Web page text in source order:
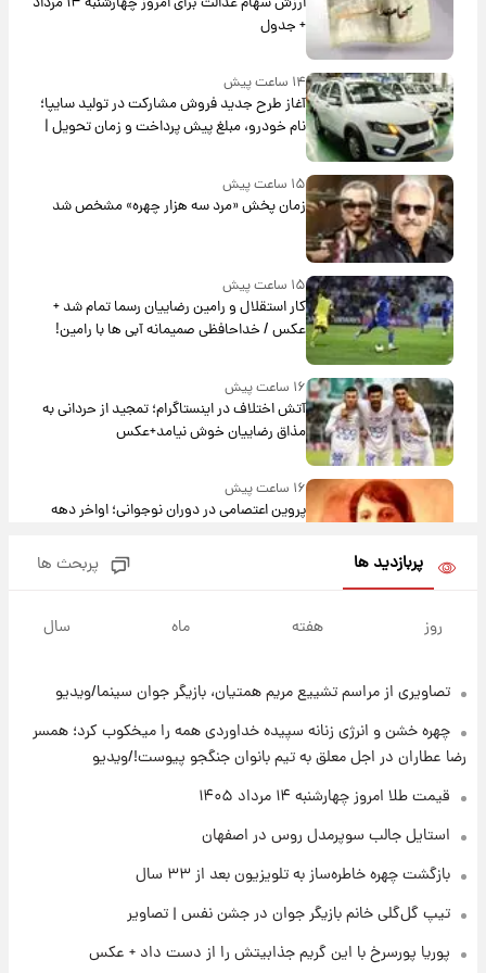
+ جدول
۱۴ ساعت پیش
آغاز طرح جدید فروش مشارکت در تولید سایپا؛
نام خودرو، مبلغ پیش پرداخت و زمان تحویل |
سود مشارکت چند درصد است؟
۱۵ ساعت پیش
زمان پخش «مرد سه هزار چهره» مشخص شد
۱۵ ساعت پیش
کار استقلال و رامین رضاییان رسما تمام شد +
عکس / خداحافظی صمیمانه آبی ها با رامین!
۱۶ ساعت پیش
آتش اختلاف در اینستاگرام؛ تمجید از حردانی به
مذاق رضاییان خوش نیامد+عکس
۱۶ ساعت پیش
پروین اعتصامی در دوران نوجوانی؛ اواخر دهه
هسته‌ای در آسمان ظاهر شد
۱۷ ساعت پیش
کرد
۱۸ ساعت پیش
۱۴۰۵/ نرخ‌ها ثابت ماند؟ +جدول
علی مطهری: اجرای کامل تفاهم‌نامه اسلام‌آباد،
پربازدید ها پربحث ها
روز هفته ماه سال
تصاویری از مراسم تشییع مریم همتیان، بازیگر جوان سینما/ویدیو
چهره خشن و انرژی زنانه سپیده خداوردی همه را میخکوب کرد؛ همسر
رضا عطاران در اجل معلق به تیم بانوان جنگجو پیوست!/ویدیو
قیمت طلا امروز چهارشنبه ۱۴ مرداد ۱۴۰۵
استایل جالب سوپرمدل روس در اصفهان
بازگشت چهره خاطره‌ساز به تلویزیون بعد از ۳۳ سال
تیپ گل‌گلی خانم بازیگر جوان در جشن نفس | تصاویر
پوریا پورسرخ با این گریم جذابیتش را از دست داد + عکس